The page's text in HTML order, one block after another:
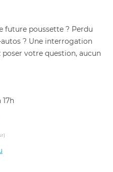
future poussette ? Perdu
? Une interrogation
votre question, aucun
17h